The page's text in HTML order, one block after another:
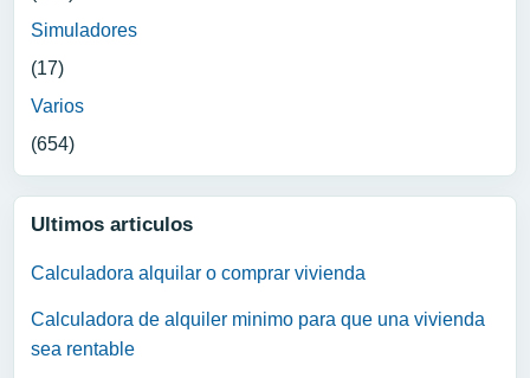
Simuladores
(17)
Varios
(654)
Ultimos articulos
Calculadora alquilar o comprar vivienda
Calculadora de alquiler minimo para que una vivienda
sea rentable